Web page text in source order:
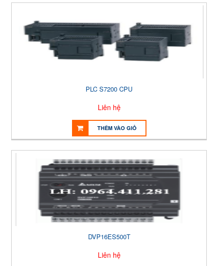
PLC S7200 CPU
Liên hệ
THÊM VÀO GIỎ
DVP16ES500T
Liên hệ